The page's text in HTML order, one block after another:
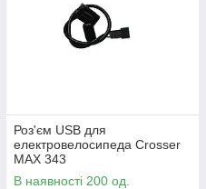
Роз'єм USB для
електровелосипеда Crosser
MAX 343
В наявності 200 од.